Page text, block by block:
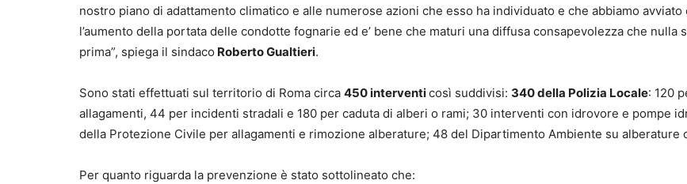
nostro piano di adattamento climatico e alle numerose azioni che esso ha individuato e che abbiamo avviato
l’aumento della portata delle condotte fognarie ed e’ bene che maturi una diffusa consapevolezza che nulla
prima”, spiega il sindaco Roberto Gualtieri.
Sono stati effettuati sul territorio di Roma circa 450 interventicosì suddivisi: 340 della Polizia Locale: 120
allagamenti, 44 per incidenti stradali e 180 per caduta di alberi o rami; 30 interventi con idrovore e pompe
della Protezione Civile per allagamenti e rimozione alberature; 48 del Dipartimento Ambiente su alberature
Per quanto riguarda la prevenzione è stato sottolineato che: